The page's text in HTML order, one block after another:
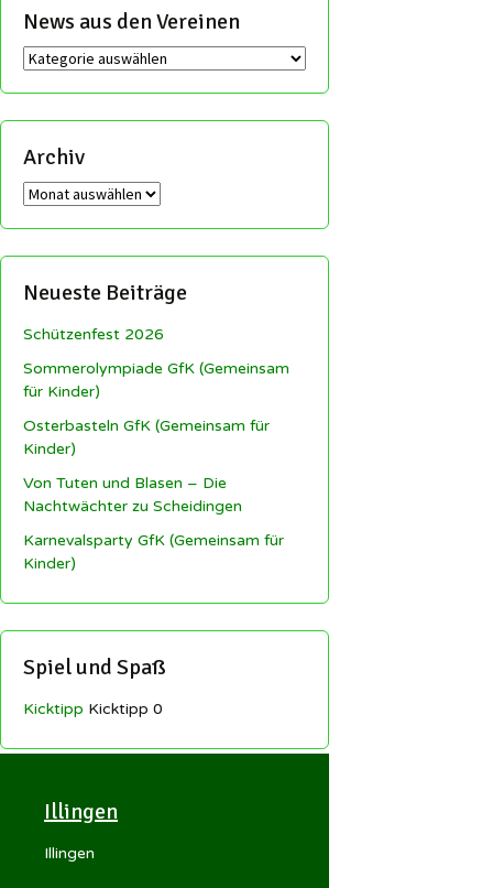
News aus den Vereinen
News
Vereinen
Archiv
Archiv
Neueste Beiträge
Schützenfest 2026
Sommerolympiade GfK (Gemeinsam
für Kinder)
Osterbasteln GfK (Gemeinsam für
Kinder)
Von Tuten und Blasen – Die
Nachtwächter zu Scheidingen
Karnevalsparty GfK (Gemeinsam für
Kinder)
Spiel und Spaß
Kicktipp Kicktipp 0
Illingen
Illingen